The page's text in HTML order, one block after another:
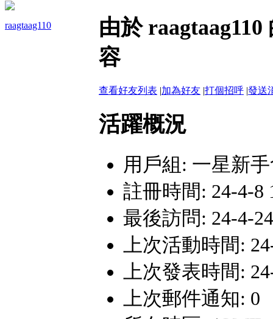
raagtaag110
由於
容
查看好友列表 |加為好友 |打個招呼 |發送
活躍概況
用戶組: 一星新
註冊時間: 24-4-8
最後訪問: 24-4-
上次活動時間:
上次發表時間:
上次郵件通知: 0